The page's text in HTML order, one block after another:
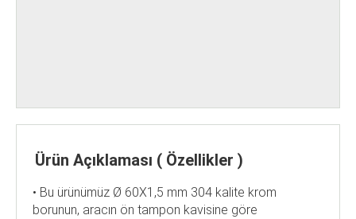
Ürün Açıklaması ( Özellikler )
• Bu ürünümüz Ø 60X1,5 mm 304 kalite krom
borunun, aracın ön tampon kavisine göre